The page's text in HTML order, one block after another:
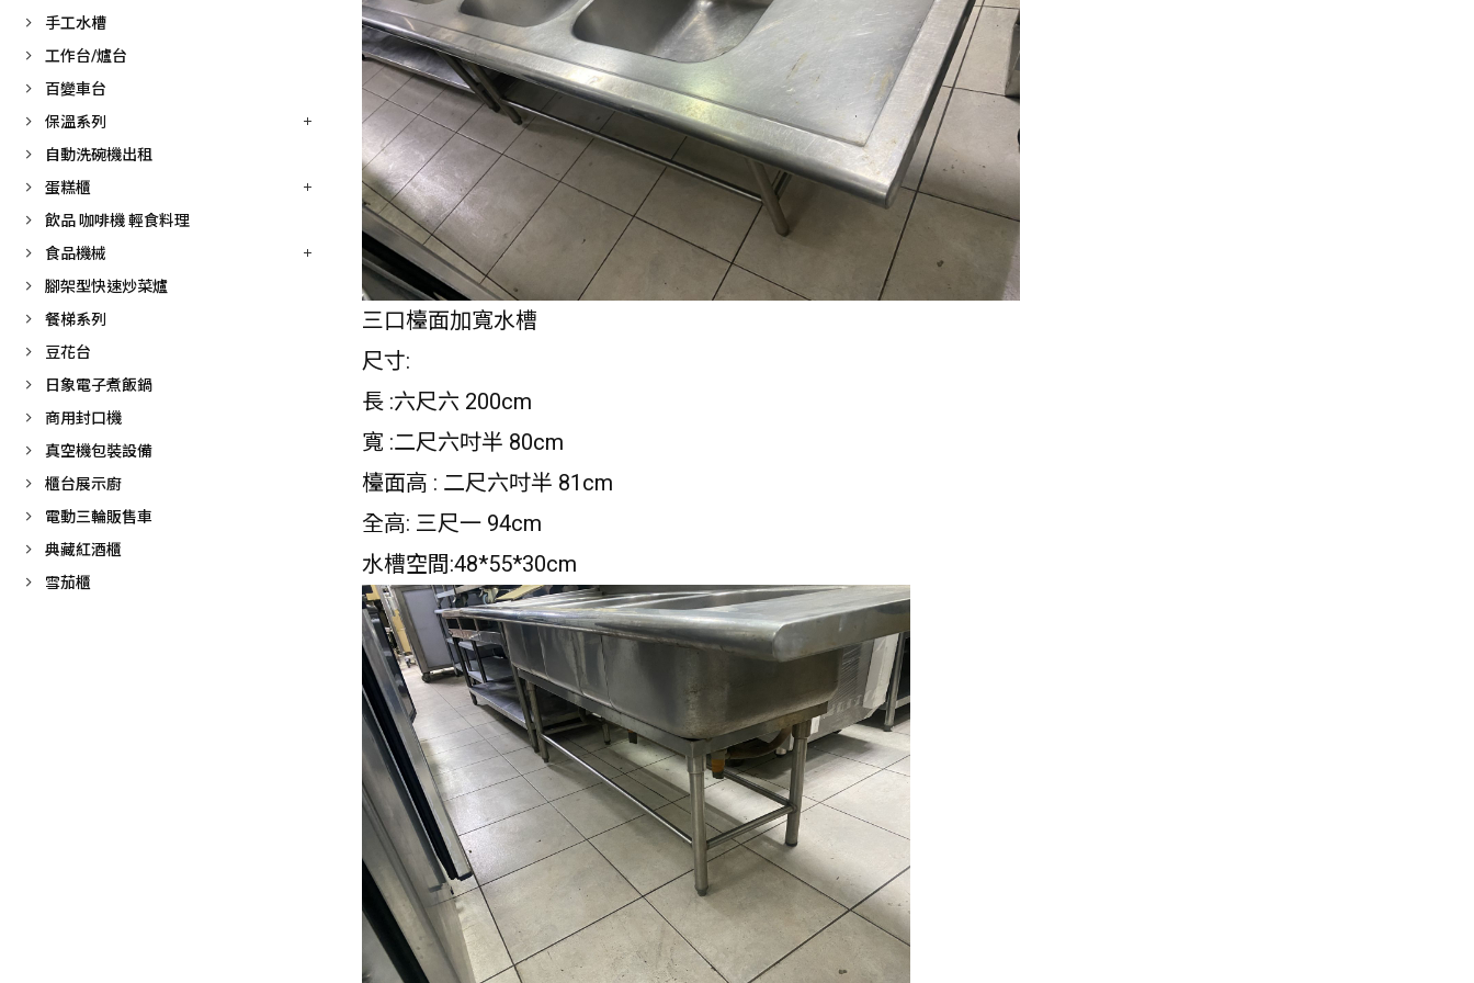
手工水槽
工作台/爐台
百變車台
保溫系列
自動洗碗機出租
蛋糕櫃
飲品 咖啡機 輕食料理
食品機械
腳架型快速炒菜爐
餐梯系列
豆花台
日象電子煮飯鍋
商用封口機
真空機包裝設備
櫃台展示廚
電動三輪販售車
典藏紅酒櫃
雪茄櫃
三口檯面加寬水槽
尺寸:
長 :六尺六 200cm
寬 :二尺六吋半 80cm
檯面高 : 二尺六吋半 81cm
全高: 三尺一 94cm
水槽空間:48*55*30cm